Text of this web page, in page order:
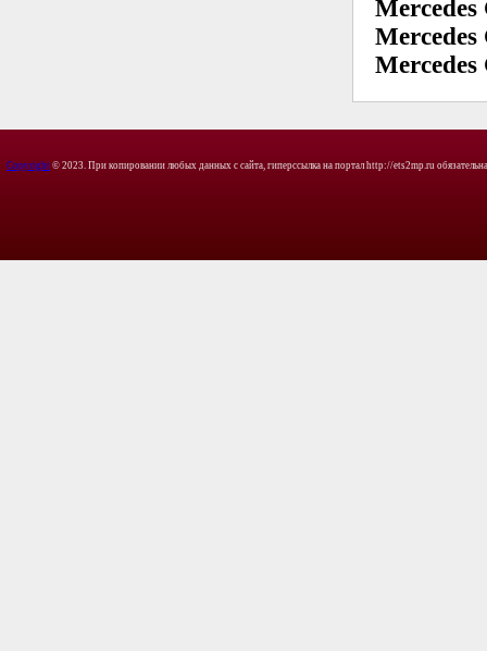
Copyright © 2023. При копировании любых данных с сайта, гиперссылка на портал http://ets2mp.ru